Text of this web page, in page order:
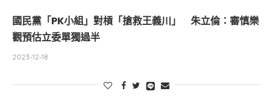
國民黨「PK小組」對槓「搶救王義川」 朱立倫：審慎樂
觀預估立委單獨過半
2023-12-18